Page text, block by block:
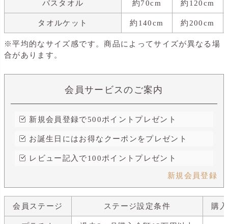
バスタオル 約70cm 約120cm
タオルケット 約140cm 約200cm
※平均的なサイズ感です。商品によってサイズが異なる場
合があります。
会員サービスのご案内
新規会員登録で500ポイントプレゼント
お誕生日にはお得なクーポンをプレゼント
レビュー記入で100ポイントプレゼント
新規会員登録
会員ステージ ステージ設定条件 購